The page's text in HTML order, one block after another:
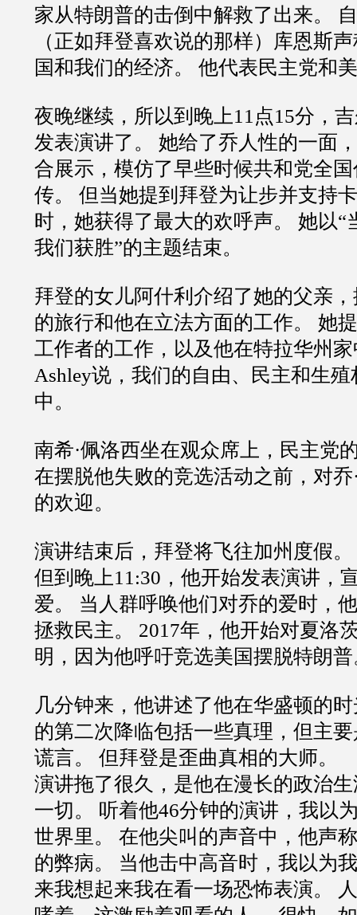
家从特朗普的击倒中解救了出来。
（正如拜登喜欢说的那样）库恩斯
国和我们的经济。 他代表民主党和
夜晚继续，所以到晚上11点15分，
发表演讲了。 她给了乔人性的一面
合展示，模仿了早些时候共和党全
传。 但当她提到拜登为让步并支持
时，她获得了最大的欢呼声。 她以“
我们获胜”的主题结束。
拜登的女儿阿什利介绍了她的父亲
的旅行和他在立法方面的工作。 她
工作者的工作，以及他在特拉华州
Ashley说，我们的自由、民主和生
中。
南希·佩洛西坐在观众席上，民主党
在摆脱他失败的竞选活动之前，对
的欢迎。
演讲结束后，拜登将飞往加州度假。
但到晚上11:30，他开始发表演讲，
爱。 当人群呼唤他们对乔的爱时，
拯救民主。 2017年，他开始对夏洛
明，因为他呼吁竞选美国摆脱特朗
几分钟来，他讲述了他在华盛顿的
的第二次降临包括一些真理，但主
谎言。 但拜登是歪曲真相的大师。
演讲拖了很久，是他在漫长的政治
一切。 听着他46分钟的演讲，我以
世界里。 在他尖叫的声音中，他声
的弊病。 当他击中高音时，我以为
来我想起来我在看一场恐怖表演。